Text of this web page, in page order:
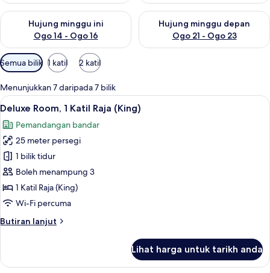
Hujung minggu ini
Ogo 14 - Ogo 16
Semak ketersediaan untuk hujung minggu ini Ogo 14 - Ogo 16
Hujung minggu depan
Ogo 21 - Ogo 23
Semak ketersediaan untuk
Penapis
yang
tersedia
untuk
bilik
Semua bilik 1 katil 2 katil
Menunjukkan 7 daripada 7 bilik
Lihat
semua
foto
untuk
Deluxe
Room,
1
Katil
(King)
Bar mini, peti besi dalam bilik, meja,
5
Deluxe Room, 1 Katil Raja (King)
Pemandangan bandar
25 meter persegi
1 bilik tidur
Boleh menampung 3
1 Katil Raja (King)
Wi-Fi percuma
Butiran lanjut
Butiran
Room,
Lihat harga untuk tarikh anda